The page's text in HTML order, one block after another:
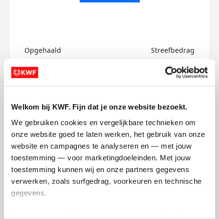
Welkom bij KWF. Fijn dat je onze website bezoekt.
We gebruiken cookies en vergelijkbare technieken om
onze website goed te laten werken, het gebruik van onze
website en campagnes te analyseren en — met jouw
toestemming — voor marketingdoeleinden. Met jouw
toestemming kunnen wij en onze partners gegevens
verwerken, zoals surfgedrag, voorkeuren en technische
gegevens.
Opgehaald Streefbedrag
Debby's badges